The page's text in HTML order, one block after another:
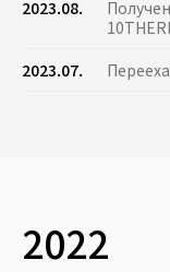
2023.08.
2023.07.
2022